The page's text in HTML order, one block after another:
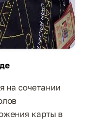
на сочетании
карты в